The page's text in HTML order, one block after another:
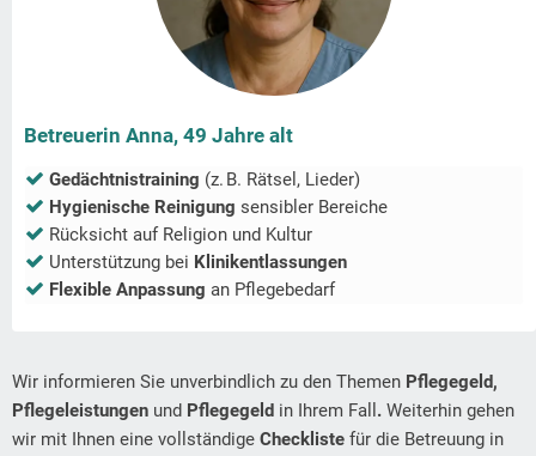
Betreuerin Anna, 49 Jahre alt
Gedächtnistraining (z. B. Rätsel, Lieder)
Hygienische Reinigung sensibler Bereiche
Rücksicht auf Religion und Kultur
Unterstützung bei Klinikentlassungen
Flexible Anpassung an Pflegebedarf
Wir informieren Sie unverbindlich zu den Themen Pflegegeld,
Pflegeleistungen und Pflegegeld in Ihrem Fall . Weiterhin gehen
wir mit Ihnen eine vollständige Checkliste für die Betreuung in